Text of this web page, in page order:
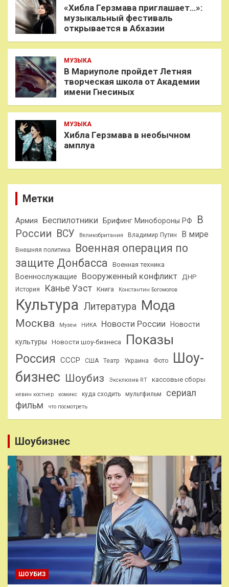
«Хибла Герзмава приглашает…»:
музыкальный фестиваль
открывается в Абхазии
МУЗЫКА
В Мариуполе пройдет Летняя
творческая школа от Академии
имени Гнесиных
МУЗЫКА
Хибла Герзмава в необычном
амплуа
Метки
Армия Беспилотники Брифинг Минобороны РФ
В
России ВСУ Великобритания Владимир Путин В мире
Внешняя политика
Военная операция по
защите Донбасса
Военная техника
Военнослужащие Вооруженный конфликт ДНР
История Канье Уэст Книга Константин Богомолов
Культура Литература Мода
Москва Музеи НИКА Новости России Новости
культуры Новости шоу-бизнеса Показы
Россия СССР США Театр Украина Фото
Шоу-
бизнес Шоубиз Эксклюзив RT кассовые сборы
кевин костнер комикс куда сходить мультфильм
сериал
фильм
что посмотреть
Шоубизнес
ШОУБИЗ